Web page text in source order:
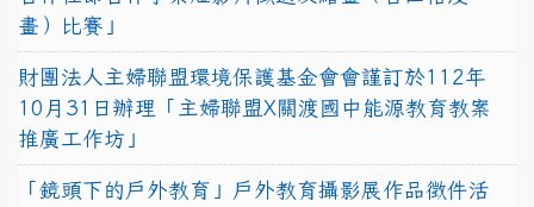
畫）比賽」
財團法人主婦聯盟環境保護基金會會謹訂於112年
10月31日辦理「主婦聯盟X關渡國中能源教育教案
推廣工作坊」
「鏡頭下的戶外教育」戶外教育攝影展作品徵件活